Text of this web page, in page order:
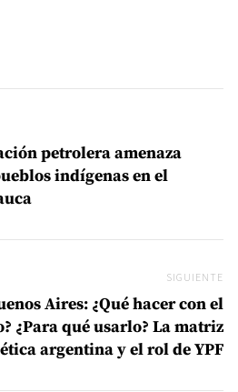
petrolera amenaza
indígenas en el
SIGUIENTE
Aires: ¿Qué hacer con el
¿Para qué usarlo? La matriz
argentina y el rol de YPF